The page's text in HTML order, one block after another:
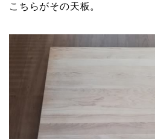
こちらがその天板。